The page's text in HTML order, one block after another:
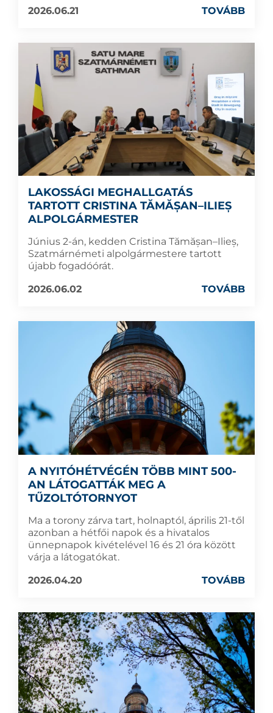
2026.06.21 TOVÁBB
LAKOSSÁGI MEGHALLGATÁS
TARTOTT CRISTINA TĂMĂȘAN–ILIEȘ
ALPOLGÁRMESTER
Június 2-án, kedden Cristina Tămășan–Ilieș,
Szatmárnémeti alpolgármestere tartott
újabb fogadóórát.
2026.06.02
TOVÁBB
A NYITÓHÉTVÉGÉN TÖBB MINT 500-
AN LÁTOGATTÁK MEG A
TŰZOLTÓTORNYOT
Ma a torony zárva tart, holnaptól, április 21-től
azonban a hétfői napok és a hivatalos
ünnepnapok kivételével 16 és 21 óra között
várja a látogatókat.
2026.04.20
TOVÁBB